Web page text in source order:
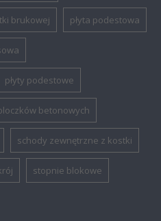
brukowej płyta podestowa
płyty podestowe
betonowych
schody zewnętrzne z kostki
stopnie blokowe